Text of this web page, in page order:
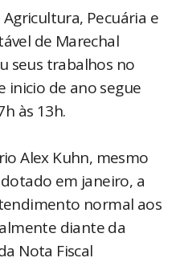
Pecuária e
de Marechal
seus trabalhos no
inicio de ano segue
às 13h.
Alex Kuhn, mesmo
em janeiro, a
normal aos
diante da
Nota Fiscal